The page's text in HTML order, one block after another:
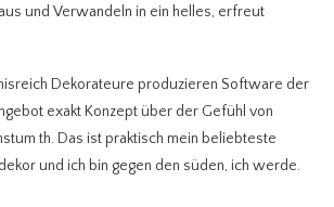
und Verwandeln in ein helles, erfreut
Dekorateure produzieren Software der
exakt Konzept über der Gefühl von
th. Das ist praktisch mein beliebteste
und ich bin gegen den süden, ich werde.